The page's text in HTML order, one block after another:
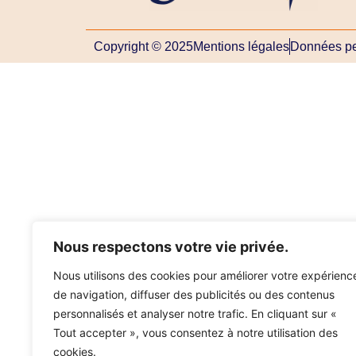
Nous respectons votre vie privée.
Nous utilisons des cookies pour améliorer votre
de navigation, diffuser des publicités ou des contenus
personnalisés et analyser notre trafic. En cliquant sur «
Tout accepter », vous consentez à notre utilisation des
cookies.
Copyright © 2025Mentions légales Données